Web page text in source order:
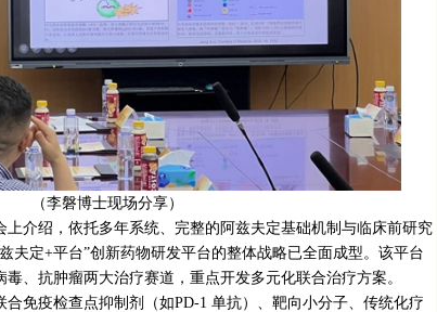
（李磐博士现场分享）
介绍，依托多年系统、完整的阿兹夫定基础机制与临床前研究
夫定+平台”创新药物研发平台的整体战略已全面成型。该平台
、抗肿瘤两大治疗赛道，重点开发多元化联合治疗方案。
免疫检查点抑制剂（如PD-1 单抗）、靶向小分子、传统化疗